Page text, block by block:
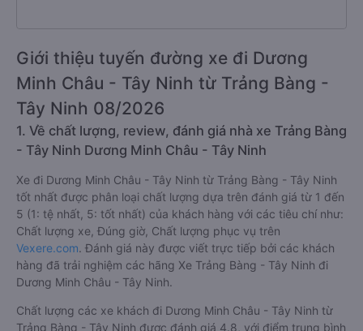
Giới thiệu tuyến đường xe đi Dương
Minh Châu - Tây Ninh từ Trảng Bàng -
Tây Ninh 08/2026
1. Về chất lượng, review, đánh giá nhà xe Trảng Bàng
- Tây Ninh Dương Minh Châu - Tây Ninh
Xe đi Dương Minh Châu - Tây Ninh từ Trảng Bàng - Tây Ninh
tốt nhất được phân loại chất lượng dựa trên đánh giá từ 1 đến
5 (1: tệ nhất, 5: tốt nhất) của khách hàng với các tiêu chí như:
Chất lượng xe, Đúng giờ, Chất lượng phục vụ trên
Vexere.com. Đánh giá này được viết trực tiếp bởi các khách
hàng đã trải nghiệm các hãng Xe Trảng Bàng - Tây Ninh đi
Dương Minh Châu - Tây Ninh.
Chất lượng các xe khách đi Dương Minh Châu - Tây Ninh từ
Trảng Bàng - Tây Ninh được đánh giá 4.8, với điểm trung bình